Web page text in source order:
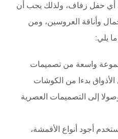
أي حفل زفاف، ولذلك يجب أن
وأناقة العروسين، ومن
يلي:
واسعة من تصميمات
بدءا من الكوشات
إلى التصميمات العصرية
أجود أنواع الأقمشة،